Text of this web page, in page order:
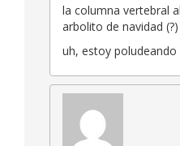
la columna vertebral
arbolito de navidad (?)
uh, estoy